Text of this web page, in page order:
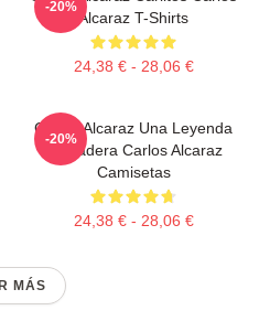
Alcaraz T-Shirts
24,38 € - 28,06 €
-20%
Carlos Alcaraz Una Leyenda
Verdadera Carlos Alcaraz
Camisetas
24,38 € - 28,06 €
-20%
MÁS